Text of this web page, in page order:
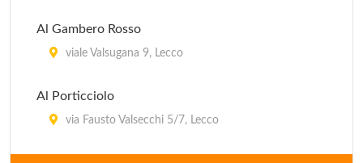
Al Gambero Rosso
viale Valsugana 9, Lecco
Al Porticciolo
via Fausto Valsecchi 5/7, Lecco